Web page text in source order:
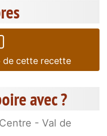
de cette recette
avec ?
- Val de